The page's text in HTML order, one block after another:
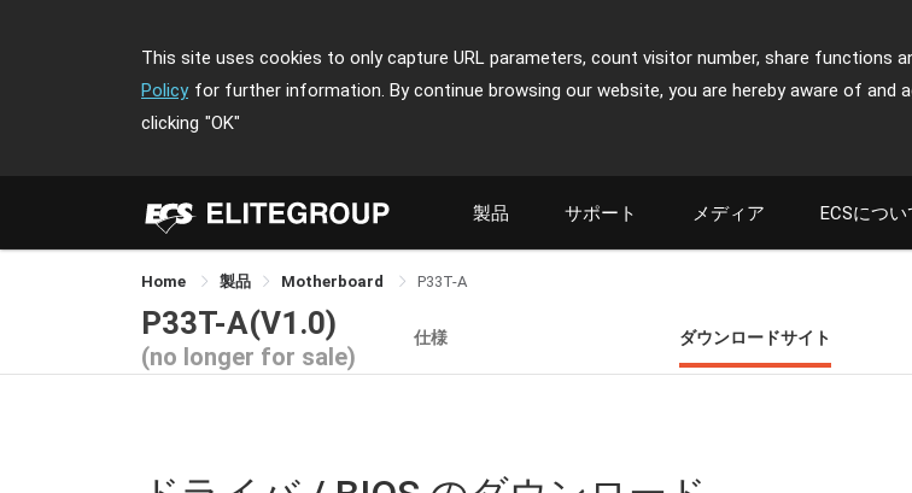
This site uses cookies to only capture URL parameters, count visitor number, share functions
Policy for further information. By continue browsing our website, you are hereby aware of and
clicking "OK"
製品 サポート メディア ECSについ
Home 製品 Motherboard P33T-A
P33T-A(V1.0)
(no longer for sale)
仕様 ダウンロードサイト